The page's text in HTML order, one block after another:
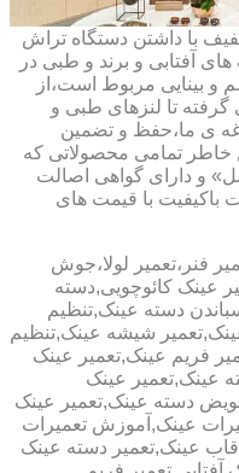
های روز دنیا با ۱۰% تخفیف با داشتن دستگاه تراش
آفتابی و برند و طبی در
و بینایی مربوط است،از
گرفته تا لنزهای طبی و
ی ما،حفظ و تضمین
تمامی محصولاتی که
و دارای گواهی اصالت
باکیفیت با قیمت های
فنر،تعمیر لولا،جوش
عینک کائوچویی,دسته
دسته عینک,تنظیم
شیشه عینک,تنظیم
فریم عینک,تعمیر عینک
عینک,تعمیر عینک
دسته عینک,تعمیر عینک
عینک,آموزش تعمیرات
عینک,تعمیر دسته عینک